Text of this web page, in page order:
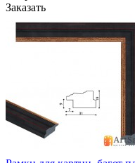
Заказать